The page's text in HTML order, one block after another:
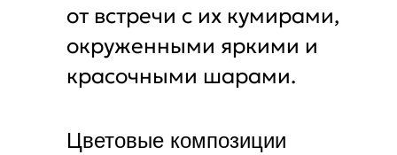
от встречи с их кумирами,
окруженными яркими и
красочными шарами.
Цветовые композиции